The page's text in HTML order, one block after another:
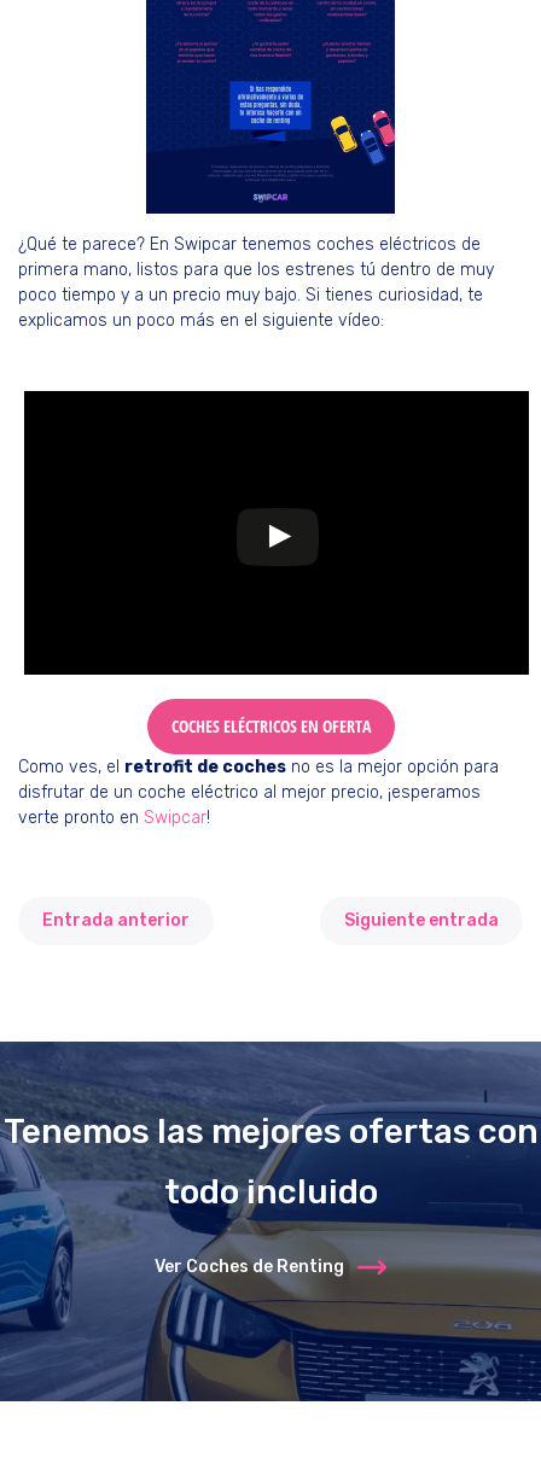
¿Qué te parece? En Swipcar tenemos coches eléctricos de
primera mano, listos para que los estrenes tú dentro de muy
poco tiempo y a un precio muy bajo. Si tienes curiosidad, te
explicamos un poco más en el siguiente vídeo:
COCHES ELÉCTRICOS EN OFERTA
Como ves, el retrofit de coches no es la mejor opción para
disfrutar de un coche eléctrico al mejor precio, ¡esperamos
verte pronto en Swipcar!
Entrada anterior Siguiente entrada
Tenemos las mejores ofertas con
todo incluido
Ver Coches de Renting